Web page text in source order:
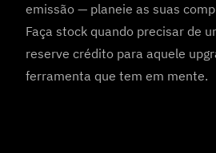
emissão — planeie as suas
Faça stock quando precisar de
reserve crédito para aquele
ferramenta que tem em mente.